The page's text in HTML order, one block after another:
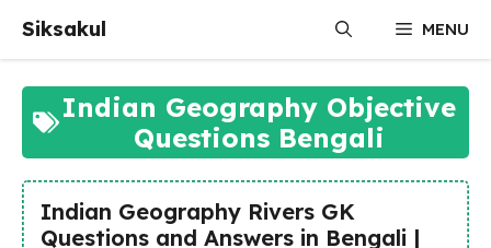
content
Siksakul MENU
Indian Geography Objective
Questions Bengali
Indian Geography Rivers GK
Questions and Answers in Bengali |